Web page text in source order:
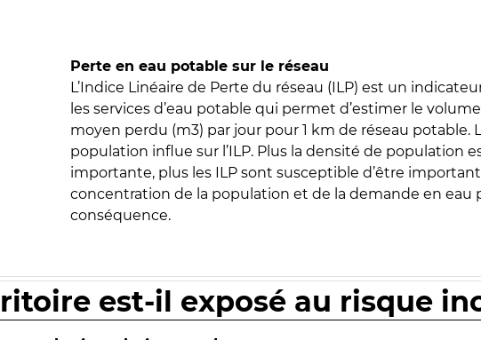
Perte en eau potable sur le réseau
L’Indice Linéaire de Perte du réseau (ILP) est un
les services d’eau potable qui permet d’estimer le volume
moyen perdu (m3) par jour pour 1 km de réseau potable.
population influe sur l’ILP. Plus la densité de population
importante, plus les ILP sont susceptible d’être
concentration de la population et de la demande en eau
conséquence.
est-il exposé au risque